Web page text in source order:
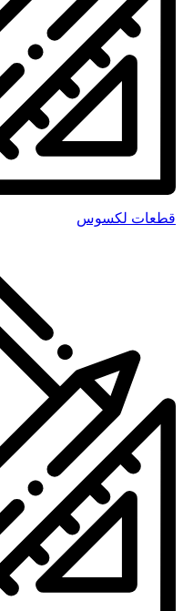
قطعات لکسوس